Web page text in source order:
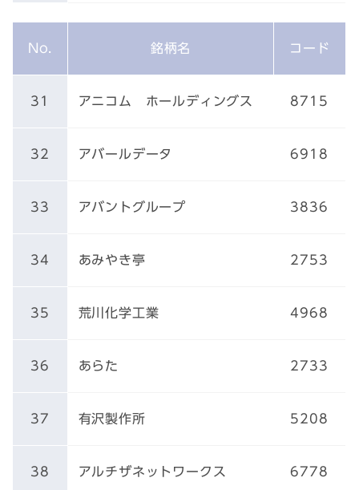
No. 銘柄名 コード
31 アニコム ホールディングス 8715
32 アバールデータ 6918
33 アバントグループ 3836
34 あみやき亭 2753
35 荒川化学工業 4968
36 あらた 2733
37 有沢製作所 5208
38 アルチザネットワークス 6778